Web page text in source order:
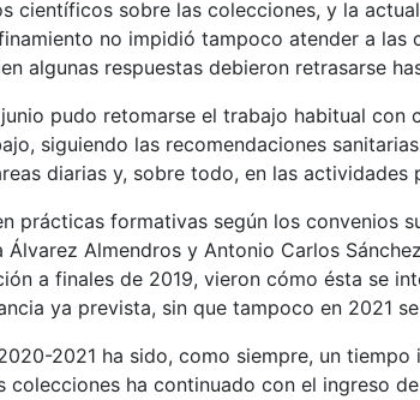
científicos sobre las colecciones, y la
no impidió tampoco atender a
algunas respuestas debieron retrasarse
pudo retomarse el trabajo habitual
siguiendo las recomendaciones
diarias y, sobre todo, en las actividades
prácticas formativas según los
Álvarez Almendros y Antonio Carlos
a finales de 2019, vieron cómo ésta se
ya prevista, sin que tampoco en 2021
2021 ha sido, como siempre, un
colecciones ha continuado con el ingreso